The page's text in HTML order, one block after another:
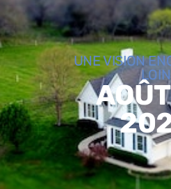
UNE VISION
LOIN